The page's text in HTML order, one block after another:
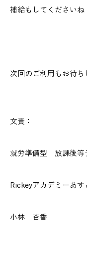
補給もしてくださいね
次回のご利用もお待ち
文責：
就労準備型 放課後等
Rickeyアカデミーあす
小林 杏香